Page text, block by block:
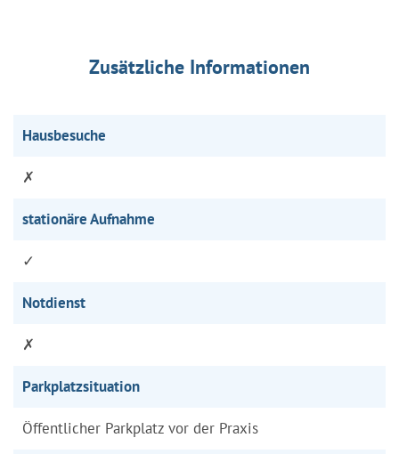
Zusätzliche Informationen
Hausbesuche
✗
stationäre Aufnahme
✓
Notdienst
✗
Parkplatzsituation
Öffentlicher Parkplatz vor der Praxis